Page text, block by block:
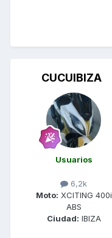
CUCUIBIZA
Usuarios
6,2k
Moto: XCITING 400i
ABS
Ciudad: IBIZA